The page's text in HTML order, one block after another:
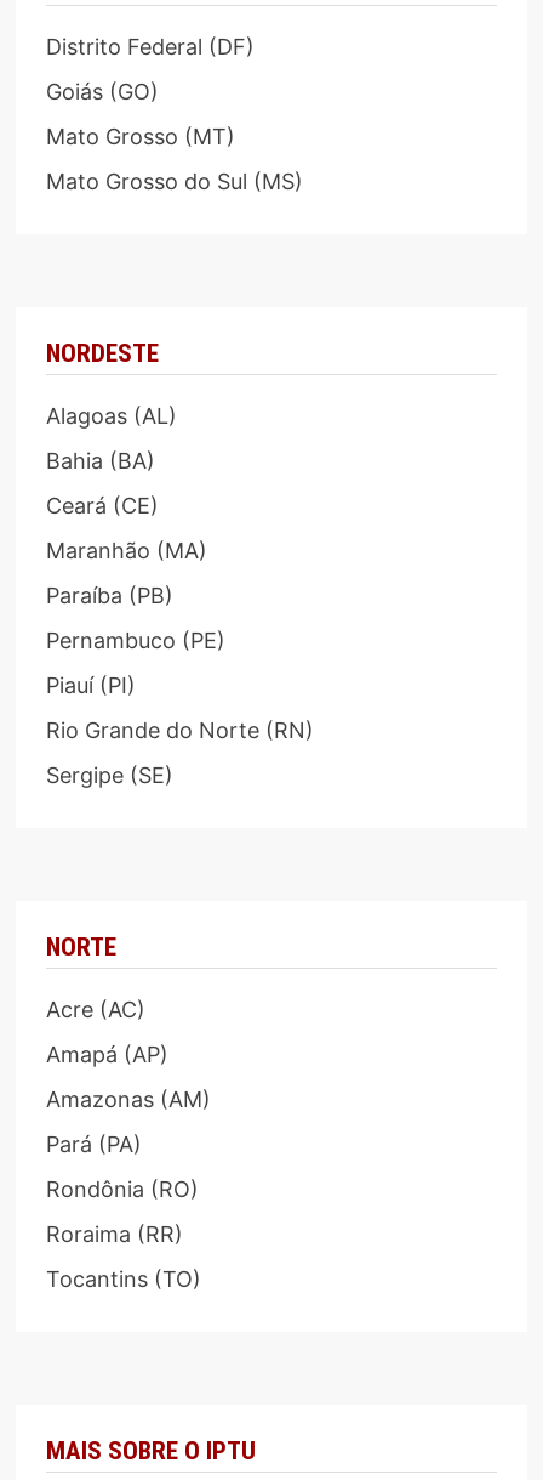
Distrito Federal (DF)
Goiás (GO)
Mato Grosso (MT)
Mato Grosso do Sul (MS)
NORDESTE
Alagoas (AL)
Bahia (BA)
Ceará (CE)
Maranhão (MA)
Paraíba (PB)
Pernambuco (PE)
Piauí (PI)
Rio Grande do Norte (RN)
Sergipe (SE)
NORTE
Acre (AC)
Amapá (AP)
Amazonas (AM)
Pará (PA)
Rondônia (RO)
Roraima (RR)
Tocantins (TO)
MAIS SOBRE O IPTU